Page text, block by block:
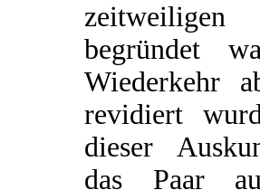
begründet
Wiederkehr
revidiert
dieser
das Paar